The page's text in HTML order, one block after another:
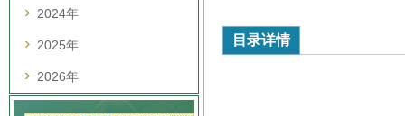
2024年
2025年
2026年
目录详情